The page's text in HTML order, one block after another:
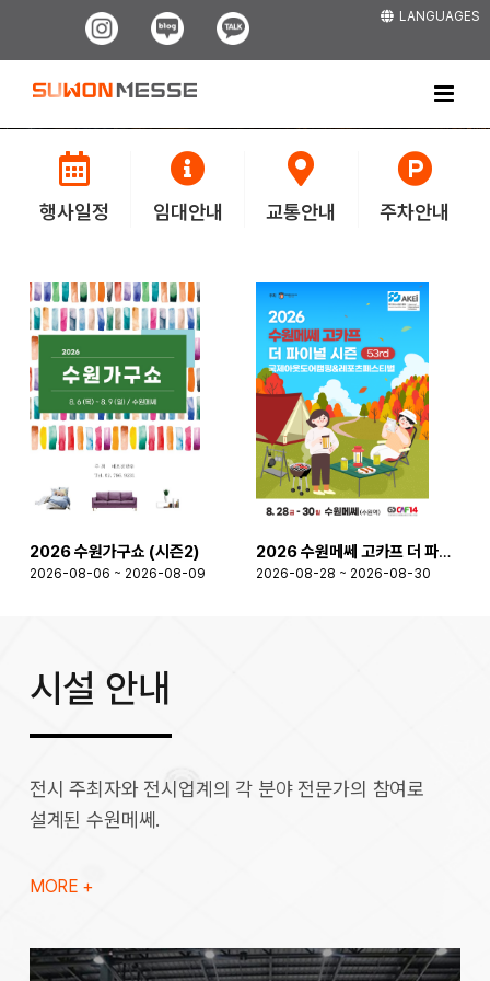
LANGUAGES
Instagram
Blog Kakao
행사일정 임대안내 교통안내 주차안내
2026 수원가구쇼 (시즌2)
2026-08-06 ~ 2026-08-09
2026 수원메쎄 고카프 더 파이널 시즌
2026-08-28 ~ 2026-08-30
시설 안내
전시 주최자와 전시업계의 각 분야 전문가의 참여로
설계된 수원메쎄.
MORE +